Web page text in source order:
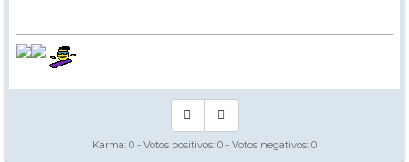
Karma: 0 - Votos positivos: 0 - Votos negativos: 0